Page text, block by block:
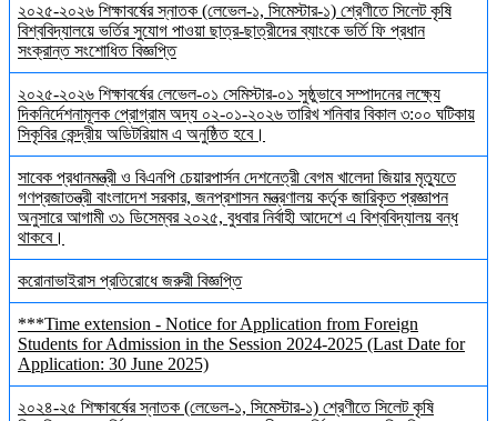
২০২৫-২০২৬ শিক্ষাবর্ষের স্নাতক (লেভেল-১, সিমেস্টার-১) শ্রেণীতে সিলেট কৃষি
বিশ্ববিদ্যালয়ে ভর্তির সুযোগ পাওয়া ছাত্র-ছাত্রীদের ব্যাংকে ভর্তি ফি প্রধান
সংক্রান্ত সংশোধিত বিজ্ঞপ্তি
২০২৫-২০২৬ শিক্ষাবর্ষের লেভেল-০১ সেমিস্টার-০১ সুষ্ঠুভাবে সম্পাদনের লক্ষ্যে
দিকনির্দেশনামূলক প্রোগ্রাম অদ্য ০২-০১-২০২৬ তারিখ শনিবার বিকাল ৩:০০ ঘটিকায়
সিকৃবির কেন্দ্রীয় অডিটরিয়াম এ অনুষ্ঠিত হবে।
সাবেক প্রধানমন্ত্রী ও বিএনপি চেয়ারপার্সন দেশনেত্রী বেগম খালেদা জিয়ার মৃত্যুতে
গণপ্রজাতন্ত্রী বাংলাদেশ সরকার, জনপ্রশাসন মন্ত্রণালয় কর্তৃক জারিকৃত প্রজ্ঞাপন
অনুসারে আগামী ৩১ ডিসেম্বর ২০২৫, বুধবার নির্বাহী আদেশে এ বিশ্ববিদ্যালয় বন্ধ
থাকবে।
করোনাভাইরাস প্রতিরোধে জরুরী বিজ্ঞপ্তি
***Time extension - Notice for Application from Foreign
Students for Admission in the Session 2024-2025 (Last Date for
Application: 30 June 2025)
২০২৪-২৫ শিক্ষাবর্ষের স্নাতক (লেভেল-১, সিমেস্টার-১) শ্রেণীতে সিলেট কৃষি